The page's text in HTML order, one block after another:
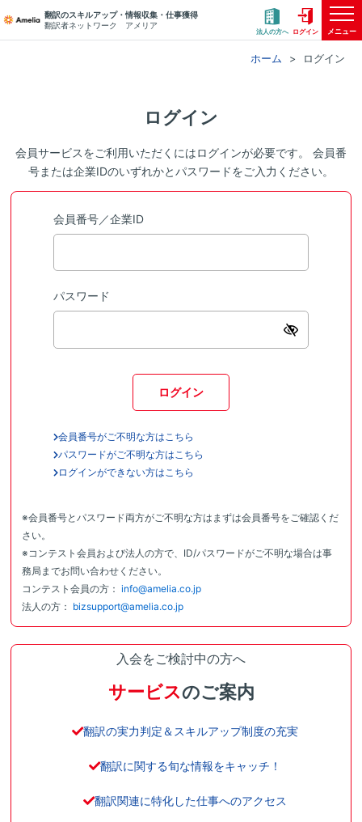
翻訳のスキルアップ・情報収集・仕事獲得
翻訳者ネットワーク アメリア
法人の方へ ログイン メニュー
ホーム ログイン
ログイン
会員サービスをご利用いただくにはログインが必要です。 会員番
号または企業IDのいずれかとパスワードをご入力ください。
会員番号／企業ID
パスワード
ログイン
会員番号がご不明な方はこちら
パスワードがご不明な方はこちら
ログインができない方はこちら
※会員番号とパスワード両方がご不明な方はまずは会員番号をご確認くだ
さい。
※コンテスト会員および法人の方で、ID/パスワードがご不明な場合は事
務局までお問い合わせください。
コンテスト会員の方： info@amelia.co.jp
法人の方： bizsupport@amelia.co.jp
入会をご検討中の方へ
サービスのご案内
翻訳の実力判定＆スキルアップ制度の充実
翻訳に関する旬な情報をキャッチ！
翻訳関連に特化した仕事へのアクセス